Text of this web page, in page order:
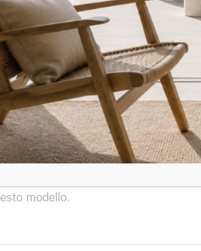
poliuretano espanso, è in grado di
invitare il fruitore: da una parte
Il bracciolo rivolto verso
modello.